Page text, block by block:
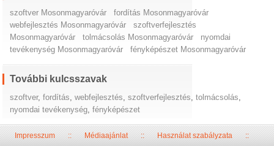
szoftver Mosonmagyaróvár
fordítás Mosonmagyaróvár
webfejlesztés Mosonmagyaróvár
szoftverfejlesztés
Mosonmagyaróvár
tolmácsolás Mosonmagyaróvár
nyomdai
tevékenység Mosonmagyaróvár
fényképészet Mosonmagyaróvár
További kulcsszavak
szoftver,fordítás ,webfejlesztés ,szoftverfejlesztés ,tolmácsolás
nyomdai tevékenység ,fényképészet
Impresszum::Médiaajánlat::Használat szabályzata::